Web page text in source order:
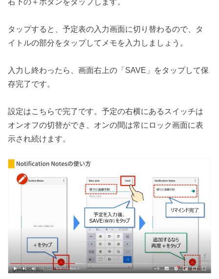
タップすると、予定表の入力画面に切り替わるので、タ
イトルの部分をタップしてメモを入力しましょう。
入力し終わったら、画面右上の「SAVE」をタップして保
存完了です。
設定はこちらで完了です。予定の右横にあるスイッチは
オンオフの切替ができ、オンの間は常にロック画面に表
示され続けます。